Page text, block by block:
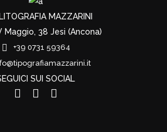
MAZZARINI
Maggio, 38 Jesi (Ancona)
+39 0731 59364
SUI SOCIAL